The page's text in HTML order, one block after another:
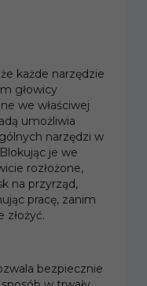
każde narzędzie
głowicy
we właściwej
umożliwia
narzędzi w
je we
rozłożone,
na przyrząd,
pracę, zanim
złożyć.
bezpiecznie